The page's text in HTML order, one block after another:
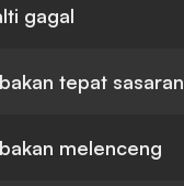
gagal
tepat sasaran
melenceng